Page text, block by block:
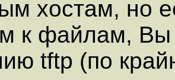
хостам, но
к файлам,
tftp (по